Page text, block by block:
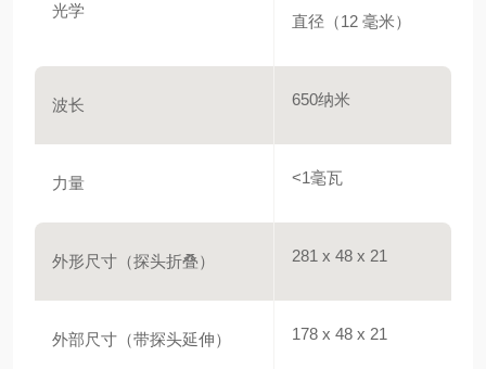
光学
直径（12 毫米）
波长 650纳米
力量 <1毫瓦
外形尺寸（探头折叠） 281 x 48 x 21
外部尺寸（带探头延伸） 178 x 48 x 21